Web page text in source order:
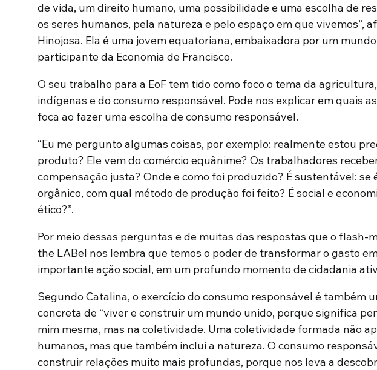
de vida, um direito humano, uma possibilidade e uma escolha de
os seres humanos, pela natureza e pelo espaço em que vivemos”,
Hinojosa. Ela é uma jovem equatoriana, embaixadora por um
participante da Economia de Francisco.
O seu trabalho para a EoF tem tido como foco o tema da
indígenas e do consumo responsável. Pode nos explicar em quais
foca ao fazer uma escolha de consumo responsável.
“Eu me pergunto algumas coisas, por exemplo: realmente estou
produto? Ele vem do comércio equânime? Os trabalhadores
compensação justa? Onde e como foi produzido? É sustentável: se
orgânico, com qual método de produção foi feito? É social e
ético?”.
Por meio dessas perguntas e de muitas das respostas que o flash-
the LABel nos lembra que temos o poder de transformar o gasto
importante ação social, em um profundo momento de cidadania
Segundo Catalina, o exercício do consumo responsável é também
concreta de “viver e construir um mundo unido, porque significa
mim mesma, mas na coletividade. Uma coletividade formada não
humanos, mas que também inclui a natureza. O consumo
construir relações muito mais profundas, porque nos leva a